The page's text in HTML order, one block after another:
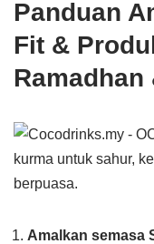
Panduan
Fit &
Ramadhan
Amalkan semasa